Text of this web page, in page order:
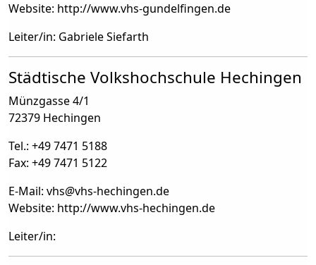
Website: http://www.vhs-gundelfingen.de
Leiter/in: Gabriele Siefarth
Städtische Volkshochschule Hechingen
Münzgasse 4/1
72379 Hechingen
Tel.: +49 7471 5188
Fax: +49 7471 5122
E-Mail: vhs@vhs-hechingen.de
Website: http://www.vhs-hechingen.de
Leiter/in: